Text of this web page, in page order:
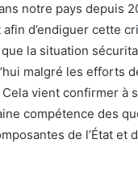
notre pays depuis
afin d’endiguer cette
la situation
malgré les efforts
vient confirmer à
compétence des
de l’État et